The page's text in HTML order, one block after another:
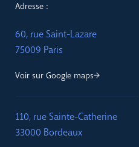
Adresse :
60, rue Saint-Lazare
75009 Paris
Voir sur Google maps
110, rue Sainte-Catherine
33000 Bordeaux